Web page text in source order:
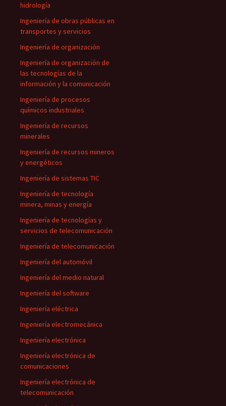
hidrología
Ingeniería de obras públicas en
transportes y servicios
Ingeniería de organización
Ingeniería de organización de
las tecnologías de la
información y la comunicación
Ingeniería de procesos
químicos industriales
Ingeniería de recursos
minerales
Ingeniería de recursos mineros
y energéticos
Ingeniería de sistemas TIC
Ingeniería de tecnología
minera, minas y energía
Ingeniería de tecnologías y
servicios de telecomunicación
Ingeniería de telecomunicación
Ingeniería del automóvil
Ingeniería del medio natural
Ingeniería del software
Ingeniería eléctrica
Ingeniería electromecánica
Ingeniería electrónica
Ingeniería electrónica de
comunicaciones
Ingeniería electrónica de
telecomunicación